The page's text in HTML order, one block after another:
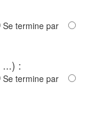
Se termine par
...) :
Se termine par